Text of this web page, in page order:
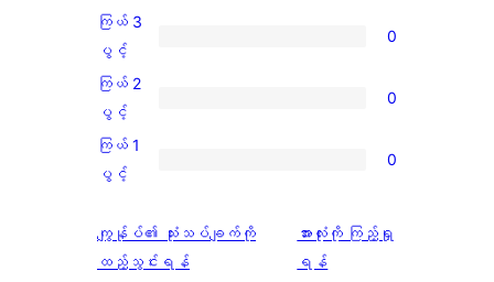
အဆင့်
သုံးသပ်
1
စောင်
4
ပွင့်
အဆင့်
သုံးသပ်
0
စောင်
ကြယ်
3
ပွင့်
အဆင့်
သုံးသပ်
ကြယ် 3
ပွင့်
0
ကြယ်
2
ပွင့်
သုံးသပ်
ချက်
ကြယ် 2
ပွင့်
0
ကြယ်
ပွင့်
အဆင့်
ကြယ် 1
ပွင့်
0
ကျွန်ုပ်၏ သုံးသပ်ချက်ကို
ထည့်သွင်းရန်
သုံးသပ်
ချက်
အားလုံးကို ကြည့်ရှု
ရန်